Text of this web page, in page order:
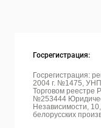
Госрегистрация:
Госрегистрация:
2004 г. №1475, УНП
Торговом реестре
№253444
Независимости,
белорусских